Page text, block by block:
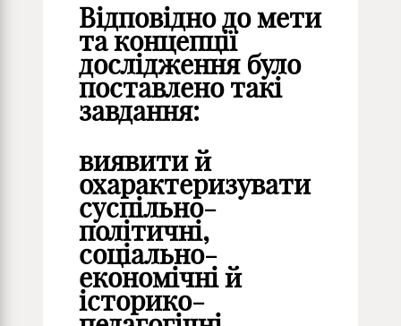
Відповідно до мети
та концепції
дослідження було
поставлено такі
завдання:
виявити й
охарактеризувати
суспільно-
політичні,
соціально-
економічні й
історико-